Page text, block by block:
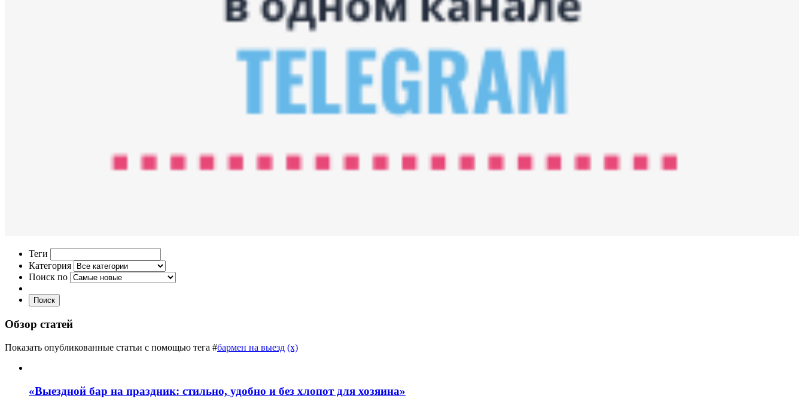
Теги
Категория
Поиск по
Поиск
Обзор статей
Показать опубликованные статьи с помощью тега #бармен на выезд (x)
«Выездной бар на праздник: стильно, удобно и без хлопот для хозяина»